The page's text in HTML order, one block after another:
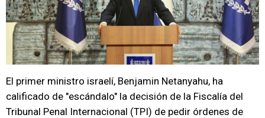
El primer ministro israelí, Benjamin Netanyahu, ha
calificado de "escándalo" la decisión de la Fiscalía del
Tribunal Penal Internacional (TPI) de pedir órdenes de